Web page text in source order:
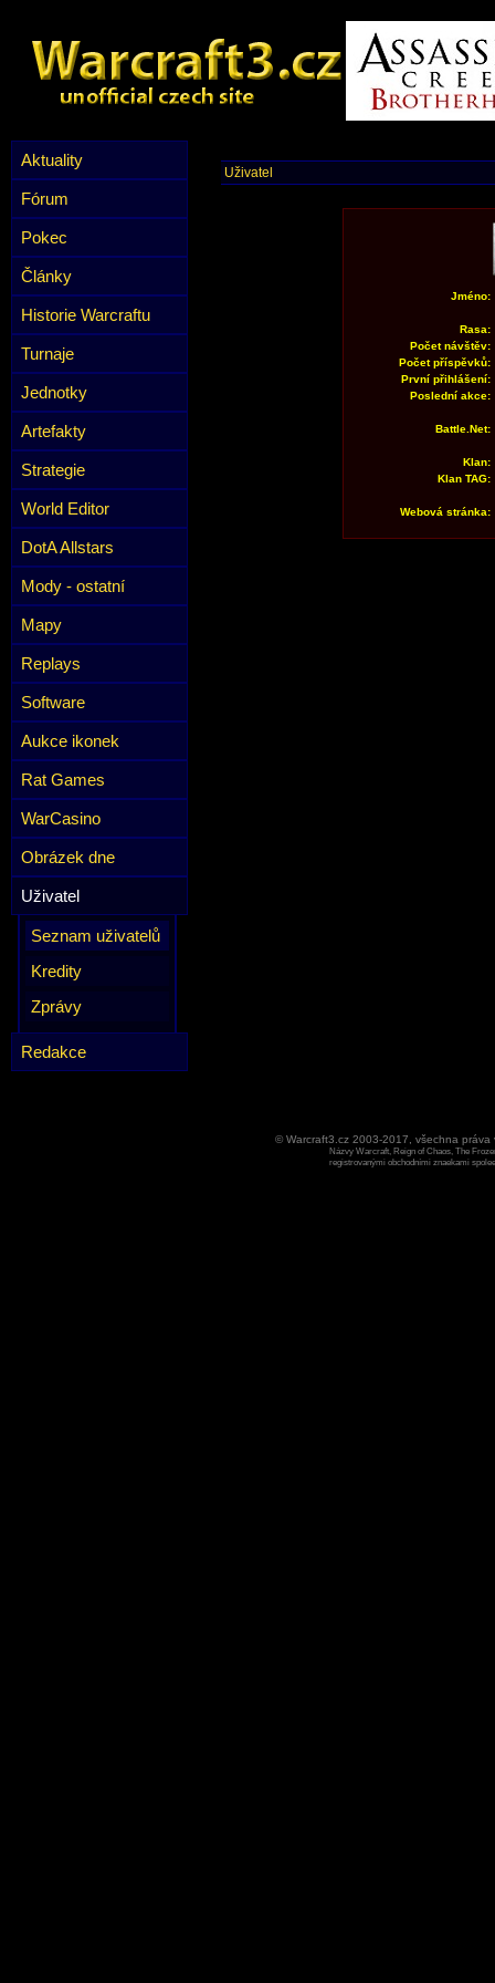
Aktuality
Fórum
Pokec
Články
Historie Warcraftu
Turnaje
Jednotky
Artefakty
Strategie
World Editor
DotA Allstars
Mody - ostatní
Mapy
Replays
Software
Aukce ikonek
Rat Games
WarCasino
Obrázek dne
Uživatel
Seznam uživatelů
Kredity
Zprávy
Redakce
Uživatel
Jméno:
Rasa:
Počet návštěv:
Počet příspěvků:
První přihlášení:
Poslední akce:
Battle.Net:
Klan:
Klan TAG:
Webová stránka:
© Warcraft3.cz 2003-2017, všechna
Názvy Warcraft, Reign of Chaos, The
registrovanými obchodními znaekami